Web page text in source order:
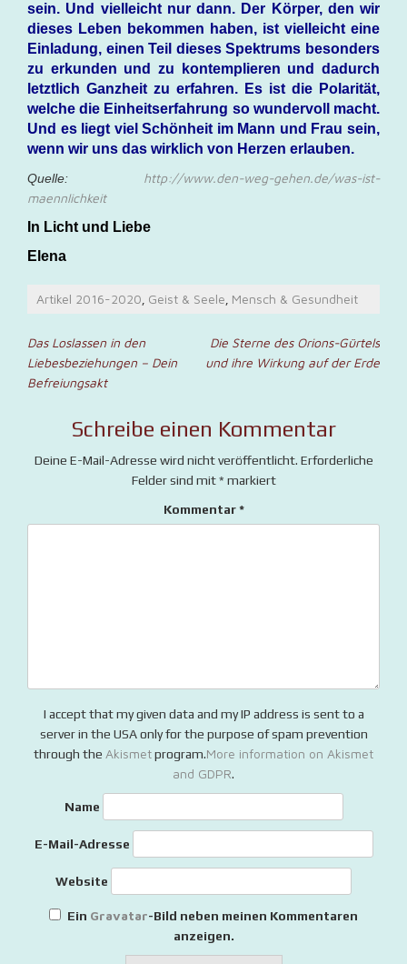
sein. Und vielleicht nur dann. Der Körper, den wir
dieses Leben bekommen haben, ist vielleicht eine
Einladung, einen Teil dieses Spektrums besonders
zu erkunden und zu kontemplieren und dadurch
letztlich Ganzheit zu erfahren. Es ist die Polarität,
welche die Einheitserfahrung so wundervoll macht.
Und es liegt viel Schönheit im Mann und Frau sein,
wenn wir uns das wirklich von Herzen erlauben.
Quelle: http://www.den-weg-gehen.de/was-ist-
maennlichkeit
In Licht und Liebe
Elena
Artikel 2016-2020, Geist & Seele, Mensch & Gesundheit
Beitragsnavigation
Das Loslassen in den
Liebesbeziehungen – Dein
Befreiungsakt
Die Sterne des Orions-Gürtels
und ihre Wirkung auf der Erde
Schreibe einen Kommentar
Deine E-Mail-Adresse wird nicht veröffentlicht. Erforderliche
Felder sind mit* markiert
Kommentar*
I accept that my given data and my IP address is sent to a
server in the USA only for the purpose of spam prevention
through the Akismetprogram.More information on Akismet
and GDPR.
Name
E-Mail-Adresse
Website
Ein Gravatar-Bild neben meinen Kommentaren
anzeigen.